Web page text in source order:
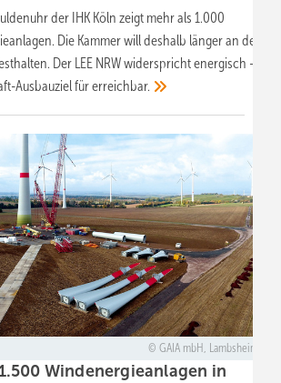
der IHK Köln zeigt mehr als 1.000
Die Kammer will deshalb länger an der
Der LEE NRW widerspricht energisch –
Ausbauziel fürerreichbar.
GAIA mbH, Lambsheim
Windenergieanlagen in